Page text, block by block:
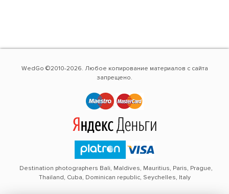
WedGo ©2010-2026. Любое копирование материалов с сайта
запрещено.
Destination photographers Bali, Maldives, Mauritius, Paris, Prague,
Thailand, Cuba, Dominican republic, Seychelles, Italy